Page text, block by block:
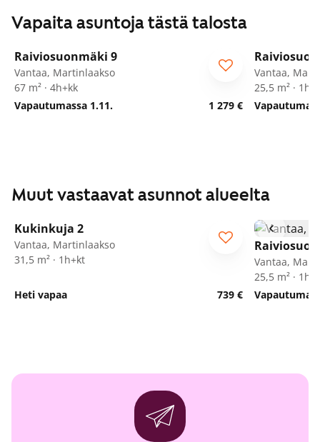
Vapaita asuntoja tästä talosta
/26
Raiviosuonmäki 9
Vantaa, Martinlaakso
67 m² · 4h+kk
Vapautumassa 1.11.
1 279 €
Vantaa,
25,5 m² ·
Muut vastaavat asunnot alueelta
Kukinkuja 2
Vantaa, Martinlaakso
31,5 m² · 1h+kt
Heti vapaa 739 €
Vantaa,
25,5 m² ·